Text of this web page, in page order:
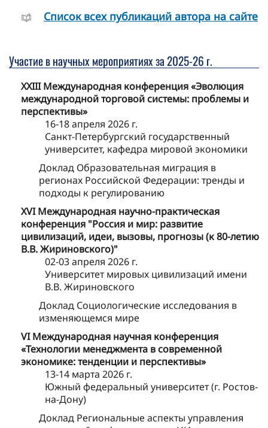
Cписок всех публикаций автора на сайте
Участие в научных мероприятиях за 2025-26 г.
XXIII Международная конференция «Эволюция
международной торговой системы: проблемы и
перспективы»
16-18 апреля 2026 г.
Санкт-Петербургский государственный
университет, кафедра мировой экономики
Доклад Образовательная миграция в
регионах Российской Федерации: тренды и
подходы к регулированию
ХVI Международная научно-практическая
конференция "Россия и мир: развитие
цивилизаций, идеи, вызовы, прогнозы (к 80-летию
В.В. Жириновского)"
02-03 апреля 2026 г.
Университет мировых цивилизаций имени
В.В. Жириновского
Доклад Социологические исследования в
изменяющемся мире
VI Международная научная конференция
«Технологии менеджмента в современной
экономике: тенденции и перспективы»
13-14 марта 2026 г.
Южный федеральный университет (г. Ростов-
на-Дону)
Доклад Региональные аспекты управления